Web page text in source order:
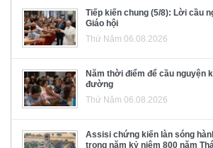
Tiếp kiến chung (5/8): Lời cầu
Giáo hội
Thứ Năm 06.08.2026
Năm thời điểm để cầu nguyện
đường
Thứ Năm 06.08.2026
Assisi chứng kiến làn sóng
trong năm kỷ niệm 800 năm